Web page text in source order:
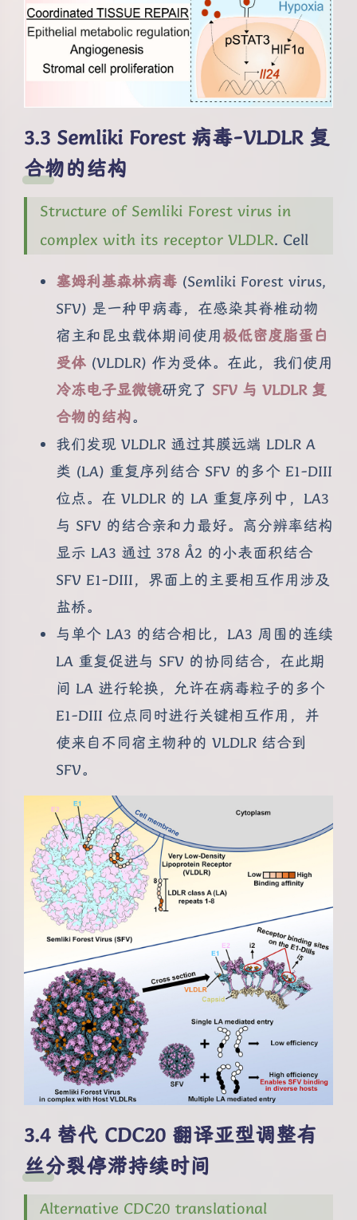
Semliki Forest 病毒-VLDLR 复
合物的结构
Structure of Semliki Forest virus in
complex with its receptor VLDLR. Cell
塞姆利基森林病毒 (Semliki Forest virus,
SFV) 是一种甲病毒，在感染其脊椎动物
宿主和昆虫载体期间使用极低密度脂蛋白
受体 (VLDLR) 作为受体。在此，我们使用
冷冻电子显微镜研究了 SFV 与 VLDLR 复
合物的结构。
我们发现 VLDLR 通过其膜远端 LDLR A
类 (LA) 重复序列结合 SFV 的多个 E1-DIII
位点。在 VLDLR 的 LA 重复序列中，LA3
与 SFV 的结合亲和力最好。高分辨率结构
显示 LA3 通过 378 Å2 的小表面积结合
SFV E1-DIII，界面上的主要相互作用涉及
盐桥。
与单个 LA3 的结合相比，LA3 周围的连续
LA 重复促进与 SFV 的协同结合，在此期
间 LA 进行轮换，允许在病毒粒子的多个
E1-DIII 位点同时进行关键相互作用，并
使来自不同宿主物种的 VLDLR 结合到
SFV。
替代 CDC20 翻译亚型调整有
丝分裂停滞持续时间
Alternative CDC20 translational